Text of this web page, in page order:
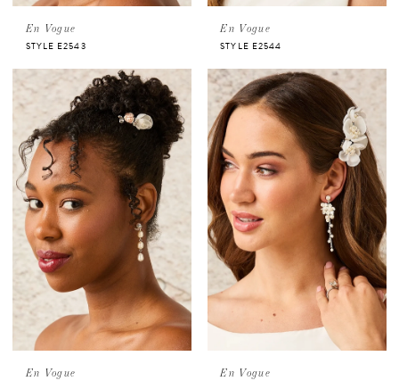
En Vogue
STYLE E2543
En Vogue
STYLE E2544
En Vogue En Vogue